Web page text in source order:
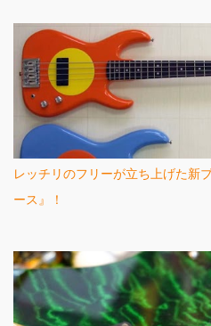
レッチリのフリーが立ち上げた新
ース』！